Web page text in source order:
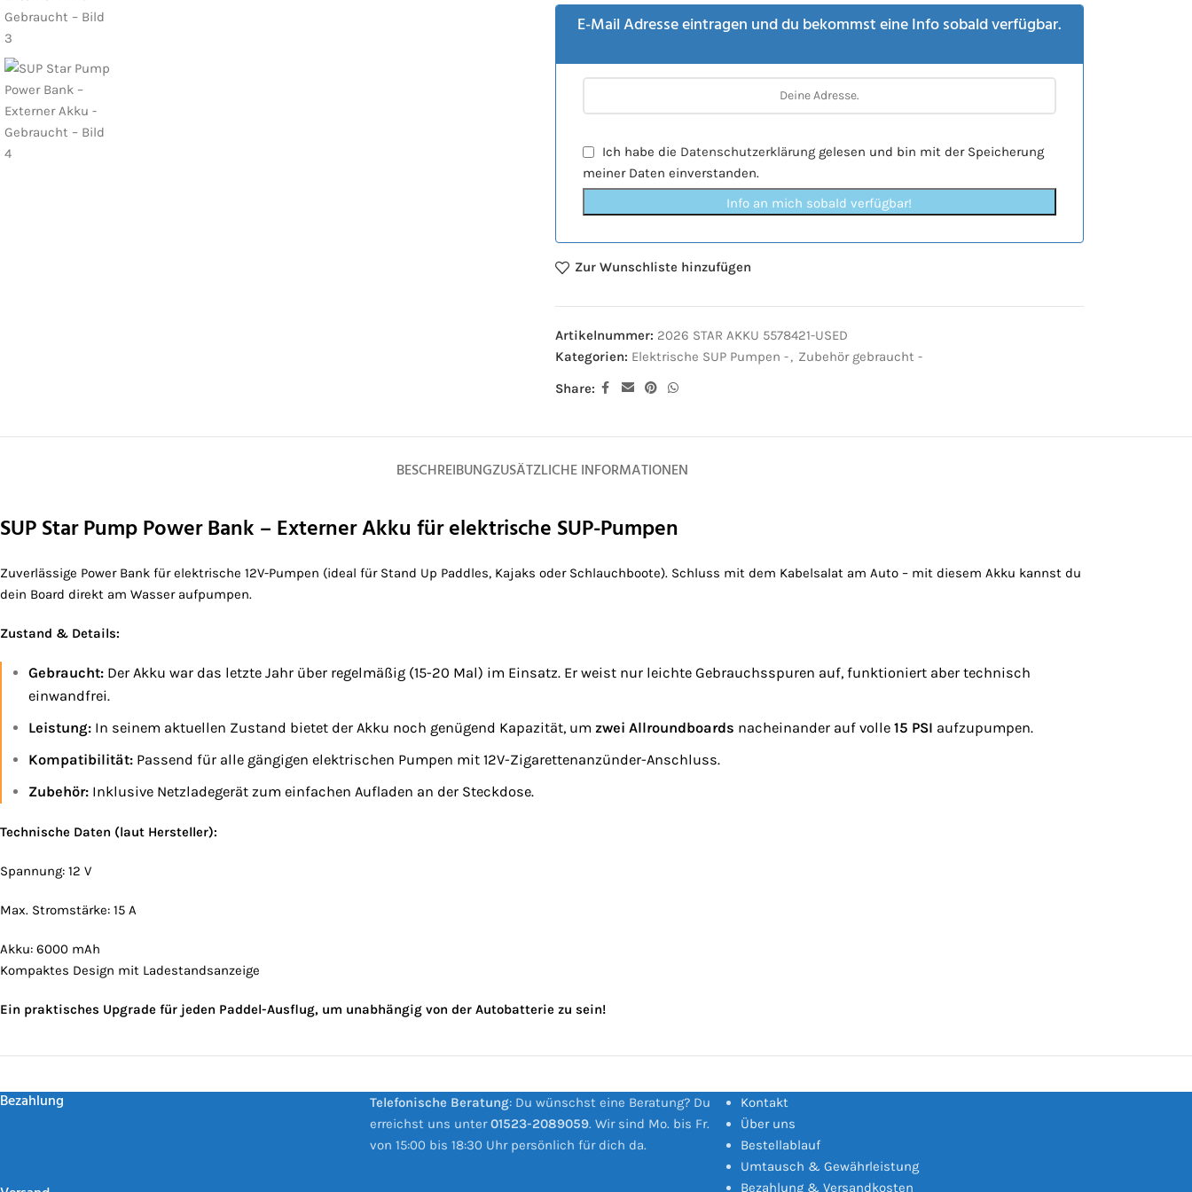
E-Mail Adresse eintragen und du bekommst eine Info sobald verfügbar.
Ich habe die Datenschutzerklärunggelesen und bin mit der Speicherung
meiner Daten einverstanden.
Info an mich sobald verfügbar!
Zur Wunschliste hinzufügen
Artikelnummer: 2026 STAR AKKU 5578421-USED
Kategorien: Elektrische SUP Pumpen -, Zubehör gebraucht -
Share:
BESCHREIBUNGZUSÄTZLICHE INFORMATIONEN
SUP Star Pump Power Bank – Externer Akku für elektrische SUP-Pumpen
Zuverlässige Power Bank für elektrische 12V-Pumpen (ideal für Stand Up Paddles, Kajaks oder Schlauchboote). Schluss mit dem Kabelsalat am Auto – mit diesem Akku kannst du
dein Board direkt am Wasser aufpumpen.
Zustand & Details:
Gebraucht: Der Akku war das letzte Jahr über regelmäßig (15-20 Mal) im Einsatz. Er weist nur leichte Gebrauchsspuren auf, funktioniert aber technisch
einwandfrei.
Leistung: In seinem aktuellen Zustand bietet der Akku noch genügend Kapazität, um zwei Allroundboards nacheinander auf volle 15 PSI aufzupumpen.
Kompatibilität: Passend für alle gängigen elektrischen Pumpen mit 12V-Zigarettenanzünder-Anschluss.
Zubehör: Inklusive Netzladegerät zum einfachen Aufladen an der Steckdose.
Technische Daten (laut Hersteller):
Spannung: 12 V
Max. Stromstärke: 15 A
Akku: 6000 mAh
Kompaktes Design mit Ladestandsanzeige
Ein praktisches Upgrade für jeden Paddel-Ausflug, um unabhängig von der Autobatterie zu sein!
Bezahlung Telefonische Beratung: Du wünschst eine Beratung? Du
erreichst uns unter01523-2089059. Wir sind Mo. bis Fr.
von 15:00 bis 18:30 Uhr persönlich für dich da.
Kontakt
Über uns
Bestellablauf
Umtausch & Gewährleistung
Bezahlung & Versandkosten